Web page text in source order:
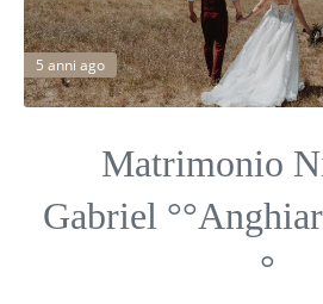
5 anni ago
Matrimonio
Gabriel
°